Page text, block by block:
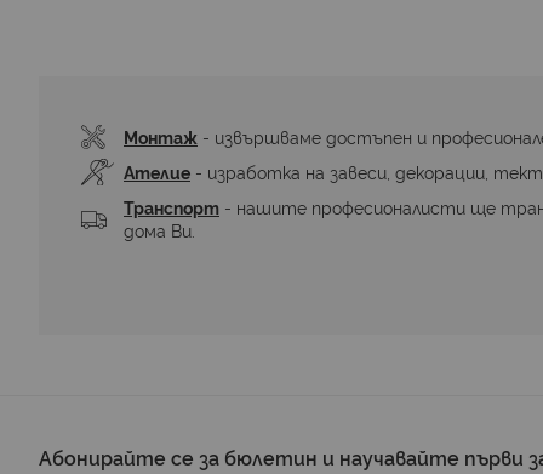
снимки
Монтаж - извършваме достъпен и
Ателие - изработка на завеси, декорации,
Транспорт - нашите професионалисти ще
дома Ви.
Абонирайте се за бюлетин и научавайте първи